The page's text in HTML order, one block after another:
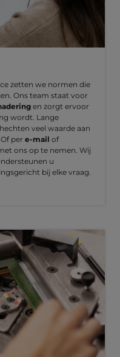
zetten we normen die
Ons team staat voor
en zorgt ervoor
wordt. Lange
veel waarde aan
. Of per e-mail of
ons op te nemen. Wij
u
bij elke vraag.